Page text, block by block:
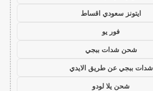
ايتونز سعودي اقساط
فور يو
شحن شدات ببجي
شدات ببجي عن طريق الايدي
شحن يلا لودو